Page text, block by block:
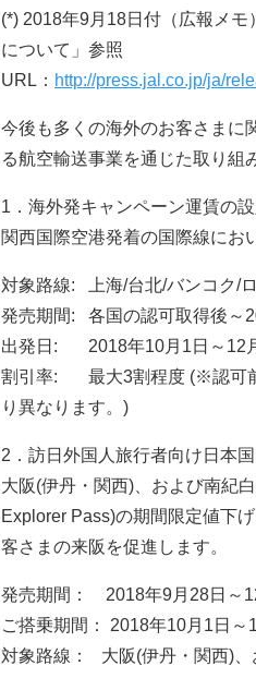
(*) 2018年9月18日付（広報メ
について」参照
URL： http://press.jal.co.jp/ja/
今後も多くの海外のお客さまに
る航空輸送事業を通じた取り組
1．海外発キャンペーン運賃の
関西国際空港発着の国際線にお
対象路線: 上海/台北/バンコク/
発売期間: 各国の認可取得後～
出発日: 2018年10月1日～12
割引率: 最大3割程度 (※認可前
り異なります。)
2．訪日外国人旅行者向け日本
大阪(伊丹・関西)、および南紀
Explorer Pass)の期間限定値下
客さまの来阪を促進します。
発売期間： 2018年9月28日～
ご搭乗期間： 2018年10月1日～
対象路線： 大阪(伊丹・関西)、